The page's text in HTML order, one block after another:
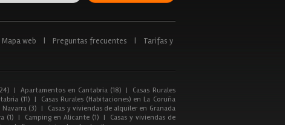
Mapa web Preguntas frecuentes
Tarifas y
| Apartamentos en Cantabria (18) |
Casas Rurales
(11) |
Casas Rurales (Habitaciones) en La Coruña
Navarra (3) |
Casas y viviendas de alquiler en Granada
(1) | Camping en Alicante (1) |
Casas y viviendas de